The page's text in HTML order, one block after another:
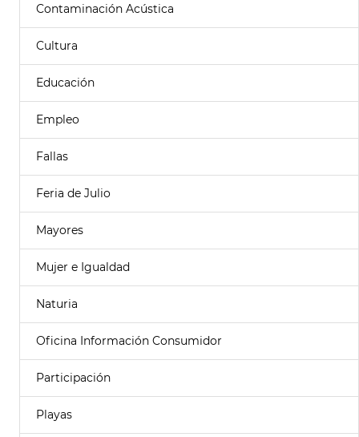
Contaminación Acústica
Cultura
Educación
Empleo
Fallas
Feria de Julio
Mayores
Mujer e Igualdad
Naturia
Oficina Información Consumidor
Participación
Playas